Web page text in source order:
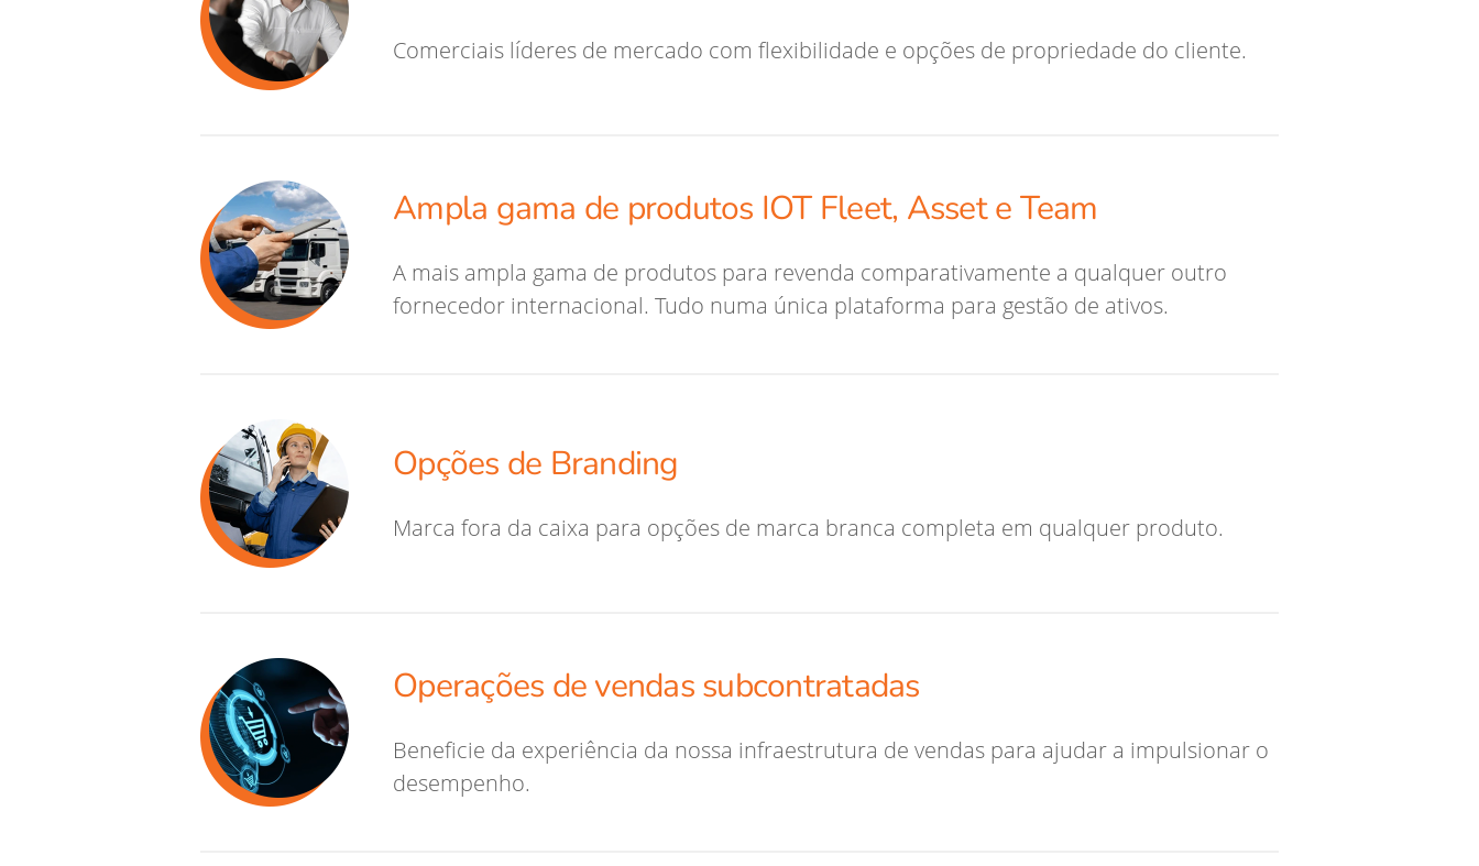
Comerciais líderes de mercado com flexibilidade e opções de propriedade do cliente.
Ampla gama de produtos IOT Fleet, Asset e Team
A mais ampla gama de produtos para revenda comparativamente a qualquer outro
fornecedor internacional. Tudo numa única plataforma para gestão de ativos.
Opções de Branding
Marca fora da caixa para opções de marca branca completa em qualquer produto.
Operações de vendas subcontratadas
Beneficie da experiência da nossa infraestrutura de vendas para ajudar a impulsionar o
desempenho.